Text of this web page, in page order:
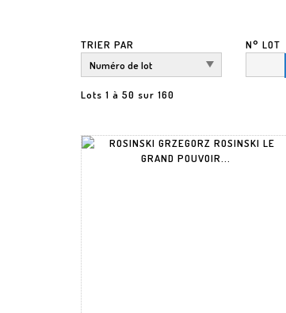
TRIER PAR
N° LOT
Lots 1 à 50 sur 160